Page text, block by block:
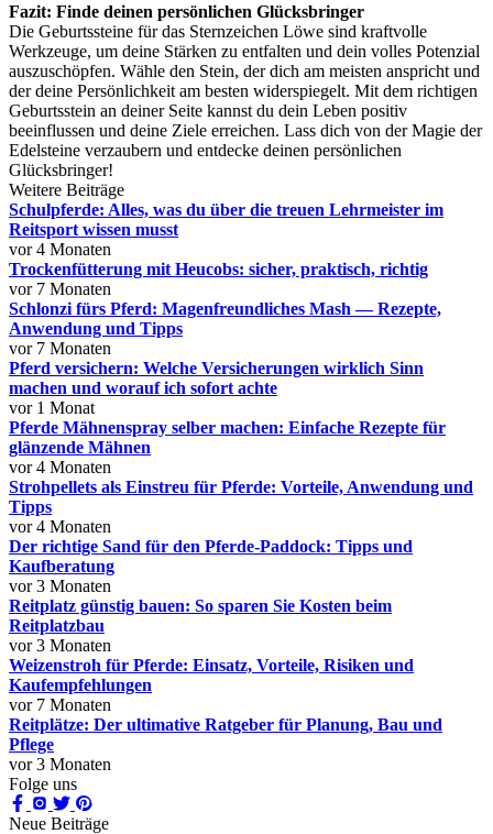
Fazit: Finde deinen persönlichen Glücksbringer
Die Geburtssteine für das Sternzeichen Löwe sind kraftvolle
Werkzeuge, um deine Stärken zu entfalten und dein volles Potenzial
auszuschöpfen. Wähle den Stein, der dich am meisten anspricht und
der deine Persönlichkeit am besten widerspiegelt. Mit dem richtigen
Geburtsstein an deiner Seite kannst du dein Leben positiv
beeinflussen und deine Ziele erreichen. Lass dich von der Magie der
Edelsteine verzaubern und entdecke deinen persönlichen
Glücksbringer!
Weitere Beiträge
Schulpferde: Alles, was du über die treuen Lehrmeister im
Reitsport wissen musst
vor 4 Monaten
Trockenfütterung mit Heucobs: sicher, praktisch, richtig
vor 7 Monaten
Schlonzi fürs Pferd: Magenfreundliches Mash — Rezepte,
Anwendung und Tipps
vor 7 Monaten
Pferd versichern: Welche Versicherungen wirklich Sinn
machen und worauf ich sofort achte
vor 1 Monat
Pferde Mähnenspray selber machen: Einfache Rezepte für
glänzende Mähnen
vor 4 Monaten
Strohpellets als Einstreu für Pferde: Vorteile, Anwendung und
Tipps
vor 4 Monaten
Der richtige Sand für den Pferde-Paddock: Tipps und
Kaufberatung
vor 3 Monaten
Reitplatz günstig bauen: So sparen Sie Kosten beim
Reitplatzbau
vor 3 Monaten
Weizenstroh für Pferde: Einsatz, Vorteile, Risiken und
Kaufempfehlungen
vor 7 Monaten
Reitplätze: Der ultimative Ratgeber für Planung, Bau und
Pflege
vor 3 Monaten
Folge uns
Neue Beiträge